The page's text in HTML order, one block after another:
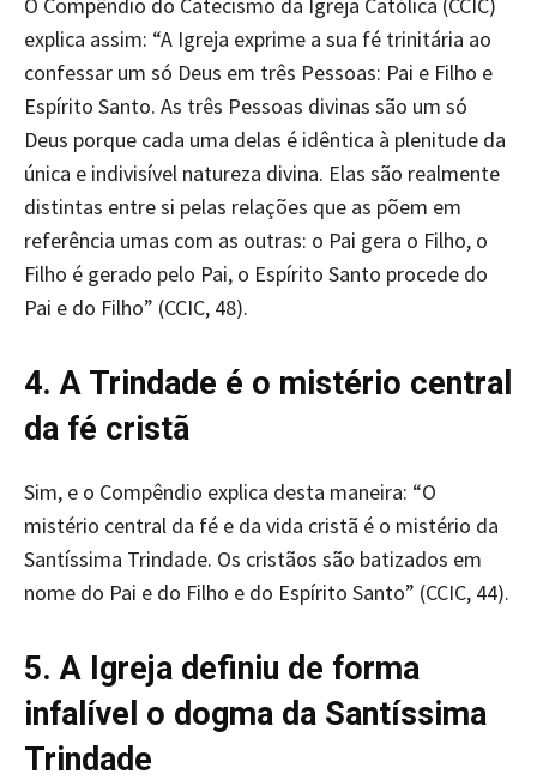
explica assim: “A Igreja exprime a sua fé trinitária ao
confessar um só Deus em três Pessoas: Pai e Filho e
Espírito Santo. As três Pessoas divinas são um só
Deus porque cada uma delas é idêntica à plenitude da
única e indivisível natureza divina. Elas são realmente
distintas entre si pelas relações que as põem em
referência umas com as outras: o Pai gera o Filho, o
Filho é gerado pelo Pai, o Espírito Santo procede do
Pai e do Filho” (CCIC, 48).
4. A Trindade é o mistério central
da fé cristã
Sim, e o Compêndio explica desta maneira: “O
mistério central da fé e da vida cristã é o mistério da
Santíssima Trindade. Os cristãos são batizados em
nome do Pai e do Filho e do Espírito Santo” (CCIC, 44).
5. A Igreja definiu de forma
infalível o dogma da Santíssima
Trindade